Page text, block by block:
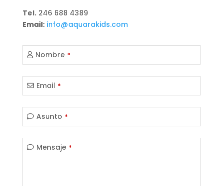
Tel.246 688 4389
Email: info@aquarakids.com
Nombre *
Email *
Company
Asunto *
Mensaje *